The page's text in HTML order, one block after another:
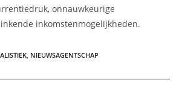
onnauwkeurige
inkomstenmogelijkheden.
NIEUWSAGENTSCHAP